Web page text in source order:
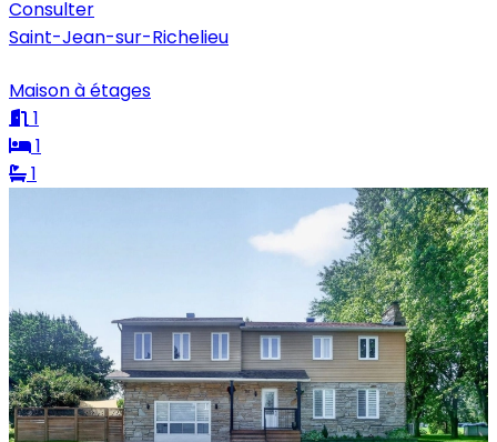
Consulter
Saint-Jean-sur-Richelieu
Maison à étages
1
1
1